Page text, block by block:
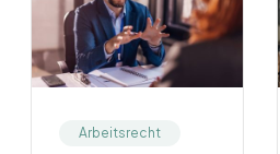
Arbeitsrecht